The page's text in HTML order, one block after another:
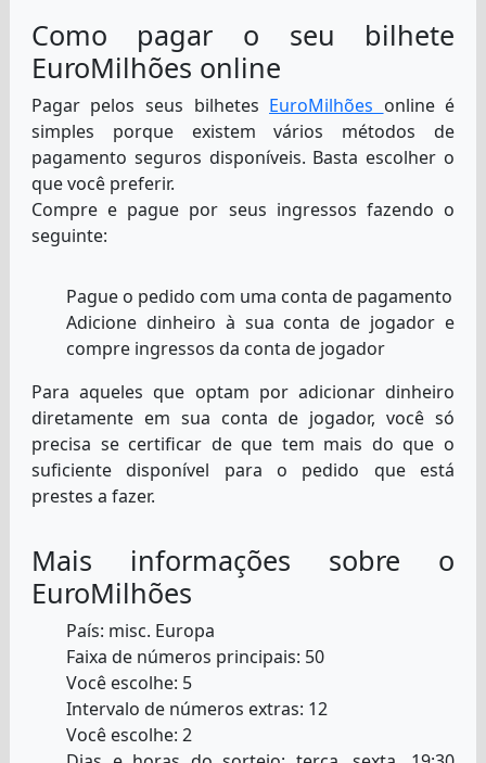
Como pagar o seu bilhete
EuroMilhões online
Pagar pelos seus bilhetes EuroMilhões online é
simples porque existem vários métodos de
pagamento seguros disponíveis. Basta escolher o
que você preferir.
Compre e pague por seus ingressos fazendo o
seguinte:
Pague o pedido com uma conta de pagamento
Adicione dinheiro à sua conta de jogador e
compre ingressos da conta de jogador
Para aqueles que optam por adicionar dinheiro
diretamente em sua conta de jogador, você só
precisa se certificar de que tem mais do que o
suficiente disponível para o pedido que está
prestes a fazer.
Mais informações sobre o
EuroMilhões
País: misc. Europa
Faixa de números principais: 50
Você escolhe: 5
Intervalo de números extras: 12
Você escolhe: 2